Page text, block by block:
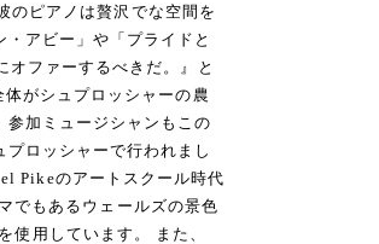
のピアノは贅沢でな空間を
アビー」や「プライドと
オファーするべきだ。』と
がシュプロッシャーの農
加ミュージシャンもこの
ロッシャーで行われまし
Pikeのアートスクール時代
でもあるウェールズの景色
用しています。 また、